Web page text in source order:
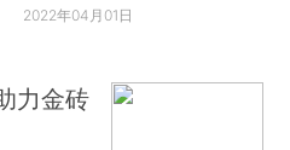
2022年04月01日
力金砖